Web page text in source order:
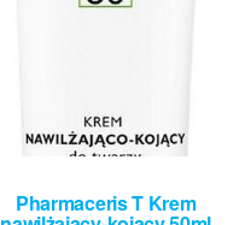
Pharmaceris T Krem